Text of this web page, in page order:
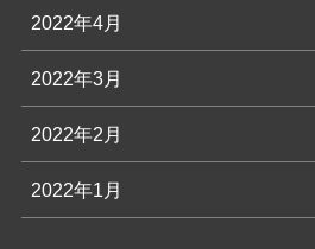
2022年4月
2022年3月
2022年2月
2022年1月